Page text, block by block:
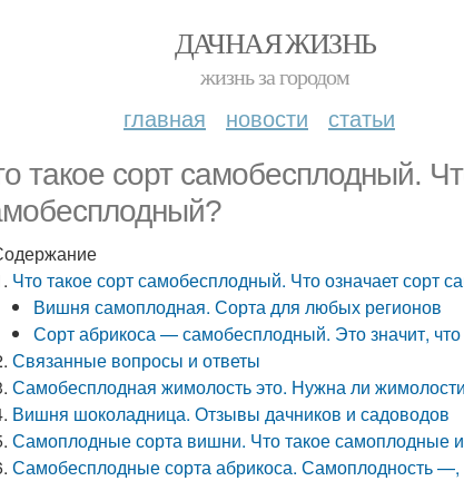
ДАЧНАЯ ЖИЗНЬ
жизнь за городом
главная новости статьи
такое сорт самобесплодный.
Что такое сорт самобесплодный. Что означает сорт
Вишня самоплодная. Сорта для любых регионов
Сорт абрикоса — самобесплодный. Это значит, что
Связанные вопросы и ответы
Самобесплодная жимолость это. Нужна ли
Вишня шоколадница. Отзывы дачников и садоводов
Самоплодные сорта вишни. Что такое самоплодные
Самобесплодные сорта абрикоса. Самоплодность —,